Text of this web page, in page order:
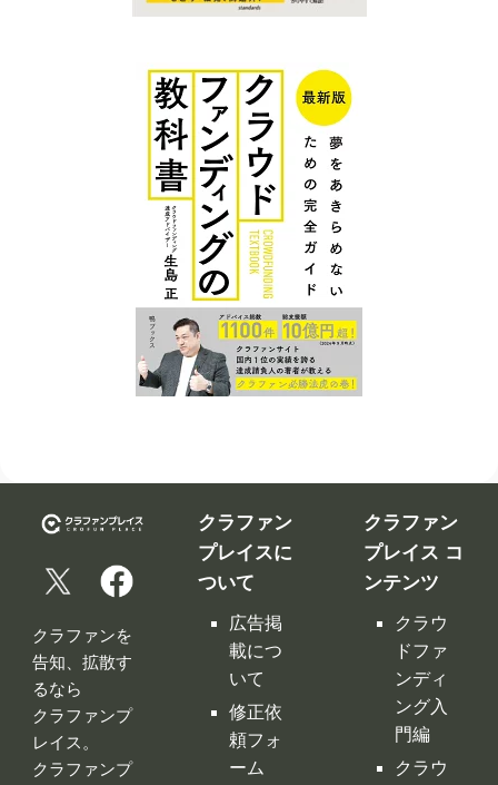
クラファンを
告知、拡散す
るなら
クラファンプ
レイス。
クラファンプ
クラファン
プレイスに
ついて
広告掲
載につ
いて
修正依
頼フォ
ーム
クラファン
プレイス コ
ンテンツ
クラウ
ドファ
ンディ
ング入
門編
クラウ